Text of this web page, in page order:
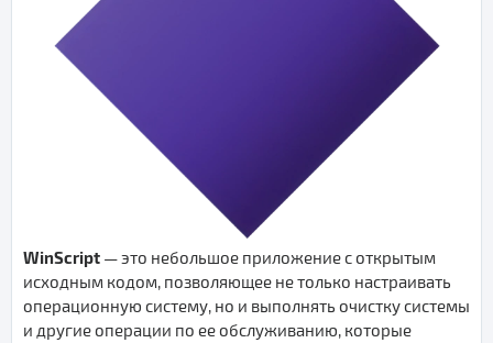
WinScript — это небольшое приложение с открытым
исходным кодом, позволяющее не только настраивать
операционную систему, но и выполнять очистку системы
и другие операции по ее обслуживанию, которые